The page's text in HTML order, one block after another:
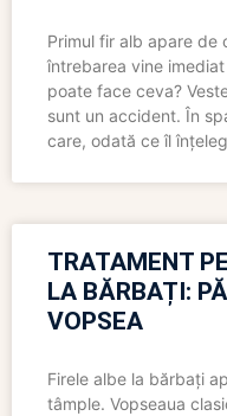
Primul fir alb apare de
întrebarea vine
poate face ceva?
sunt un accident. În
care, odată ce îl
TRATAMENT
LA BĂRBAȚI:
VOPSEA
Firele albe la bărbați
tâmple. Vopseaua